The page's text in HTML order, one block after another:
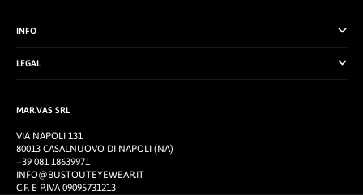
INFO
LEGAL
MAR.VAS SRL
VIA NAPOLI 131
80013 CASALNUOVO DI NAPOLI (NA)
+39 081 18639971
INFO@BUSTOUTEYEWEAR.IT
C.F. E P.IVA 09095731213